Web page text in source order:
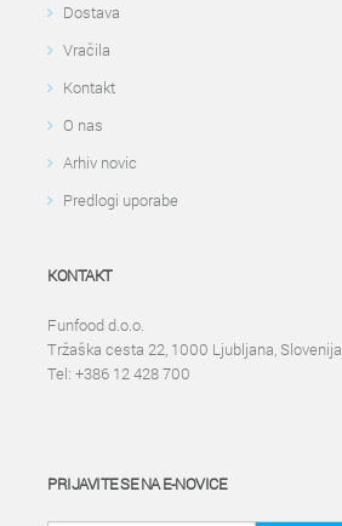
Dostava
Vračila
Kontakt
O nas
Arhiv novic
Predlogi uporabe
KONTAKT
Funfood d.o.o.
Tržaška cesta 22, 1000 Ljubljana, Slovenija
Tel: +386 12 428 700
PRIJAVITE SE NA E-NOVICE